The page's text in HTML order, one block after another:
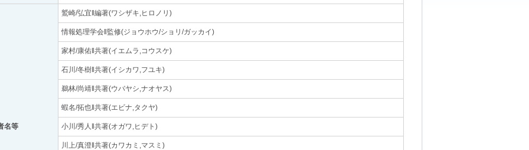
名等
鷲崎/弘宜‖編著(ワシザキ,ヒロノリ)
情報処理学会‖監修(ジョウホウ/ショリ/ガッカイ)
家村/康佑‖共著(イエムラ,コウスケ)
石川/冬樹‖共著(イシカワ,フユキ)
鵜林/尚靖‖共著(ウバヤシ,ナオヤス)
蝦名/拓也‖共著(エビナ,タクヤ)
小川/秀人‖共著(オガワ,ヒデト)
川上/真澄‖共著(カワカミ,マスミ)